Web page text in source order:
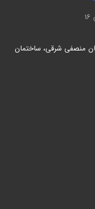
منصفی شرقی، ساختمان